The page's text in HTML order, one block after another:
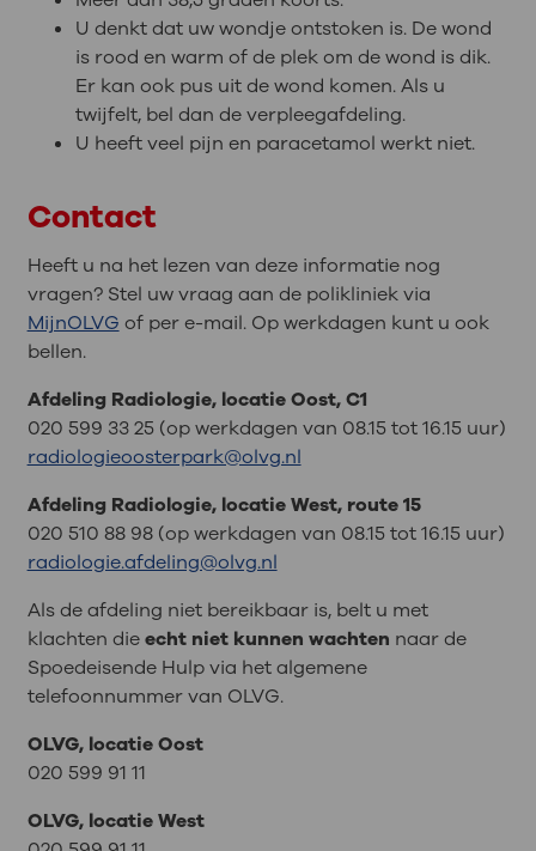
röntgenfoto komen de röntgenstralen
van 1 kant.
Een CT-scan maken duurt iets langer dan
een röntgenfoto maken. Ook wordt meer
loodschort). Ook niet als u vaker een CT-
scan krijgt. Als u bescherming draagt,
kunnen er geen goede beelden van uw
lichaam gemaakt worden.
hoe een ziekte bij u gaat. Hierdoor wordt
Uw arts kan dit met u bespreken. Samen
kunt u beslissen wat u gaat doen.
Vertel het aan uw arts als u zwanger bent
onderzoeken is de kans een klein beetje
groter dat de straling schade veroorzaakt
bij uw ongeboren baby. Soms is het beter
om dan geen CT-scan te maken. U kunt
hier meer over lezen opThuisarts.
U denkt dat uw wondje ontstoken is. De wond
is rood en warm of de plek om de wond is dik.
Er kan ook pus uit de wond komen. Als u
twijfelt, bel dan de verpleegafdeling.
U heeft veel pijn en paracetamol werkt niet.
Contact
Heeft u na het lezen van deze informatie nog
vragen? Stel uw vraag aan de polikliniek via
MijnOLVG of per e-mail. Op werkdagen kunt u ook
bellen.
Afdeling Radiologie, locatie Oost, C1
020 599 33 25 (op werkdagen van 08.15 tot 16.15 uur)
radiologieoosterpark@olvg.nl
Afdeling Radiologie, locatie West, route 15
020 510 88 98 (op werkdagen van 08.15 tot 16.15 uur)
radiologie.afdeling@olvg.nl
Als de afdeling niet bereikbaar is, belt u met
klachten dieecht niet kunnen wachten naar de
Spoedeisende Hulp via het algemene
telefoonnummer van OLVG.
OLVG, locatie Oost
020 599 91 11
OLVG, locatie West